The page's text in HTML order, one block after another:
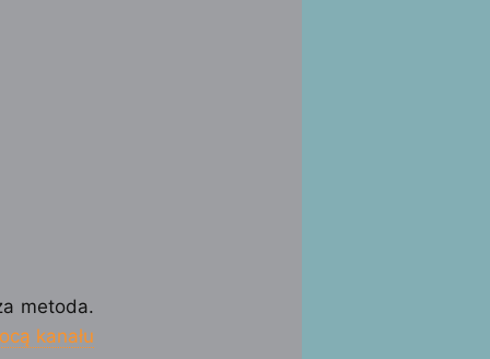
metoda.
kanału